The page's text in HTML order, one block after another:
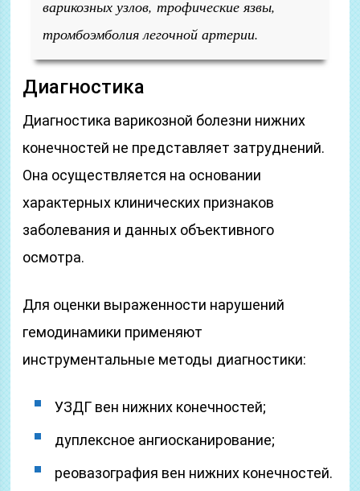
варикозных узлов, трофические язвы,
тромбоэмболия легочной артерии.
Диагностика
Диагностика варикозной болезни нижних
конечностей не представляет затруднений.
Она осуществляется на основании
характерных клинических признаков
заболевания и данных объективного
осмотра.
Для оценки выраженности нарушений
гемодинамики применяют
инструментальные методы диагностики:
УЗДГ вен нижних конечностей;
дуплексное ангиосканирование;
реовазография вен нижних конечностей.